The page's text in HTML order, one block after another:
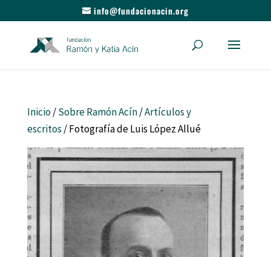
info@fundacionacin.org
Inicio/Sobre Ramón Acín/Artículos y
escritos / Fotografía de Luis López Allué